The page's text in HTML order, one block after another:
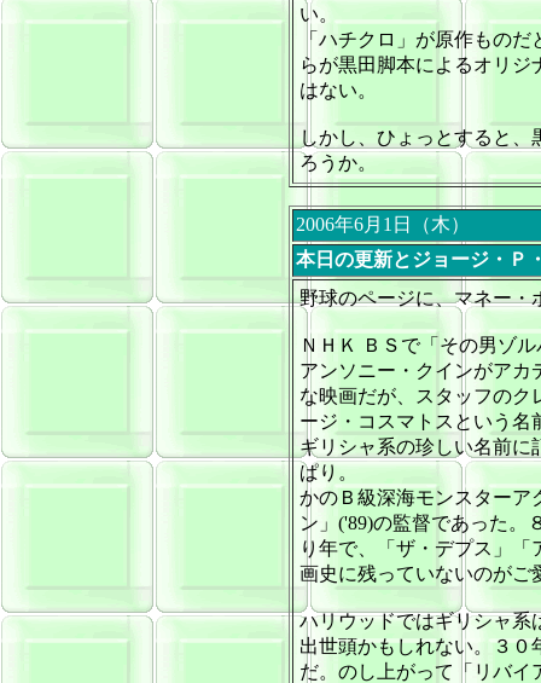
い。
「ハチクロ」が原作もの
らが黒田脚本によるオリ
はない。
しかし、ひょっとすると
ろうか。
2006年6月1日（木）
本日の更新とジョージ・Ｐ
野球のページに、マネー・
ＮＨＫ ＢＳで「その男ゾ
アンソニー・クインがアカ
な映画だが、スタッフのク
ージ・コスマトスという名
ギリシャ系の珍しい名前に
ぱり。
かのＢ級深海モンスターア
ン」('89)の監督であった。
り年で、「ザ・デプス」
画史に残っていないのがご
ハリウッドではギリシャ系
出世頭かもしれない。３０
だ。のし上がって「リバイ